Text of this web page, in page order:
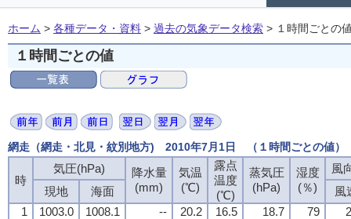
ホーム > 各種データ・資料 > 過去の気象データ検索 > １時間ごとの
１時間ごとの値
網走（網走・北見・紋別地方) 2010年7月1日 （１時間ごとの値）
時
気圧(hPa)
降水量
(mm)
気温
(℃)
露点
温度
(℃)
蒸気圧
(hPa)
湿度
(％)
風
現地
海面
風
1
1003.0 1008.1 -- 20.2 16.5 18.7 79